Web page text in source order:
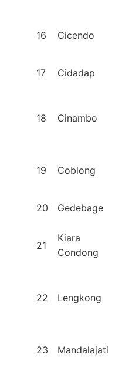
16 Cicendo
17 Cidadap
18 Cinambo
19 Coblong
20
Gedebage
21
Kiara
Condong
22 Lengkong
23 Mandalajati